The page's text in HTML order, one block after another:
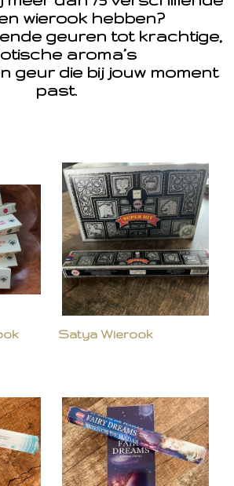
wierook hebben?
geuren tot krachtige,
aroma’s
geur die bij jouw moment
past.
Satya Wierook